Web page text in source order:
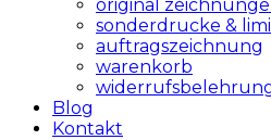
original
sonderdrucke &
auftragszeichnung
warenkorb
Blog
Kontakt